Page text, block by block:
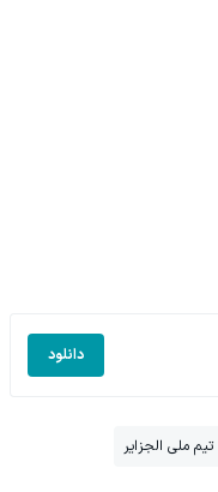
دانلود
تیم ملی الجزایر